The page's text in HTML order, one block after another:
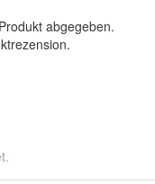
abgegeben.
.